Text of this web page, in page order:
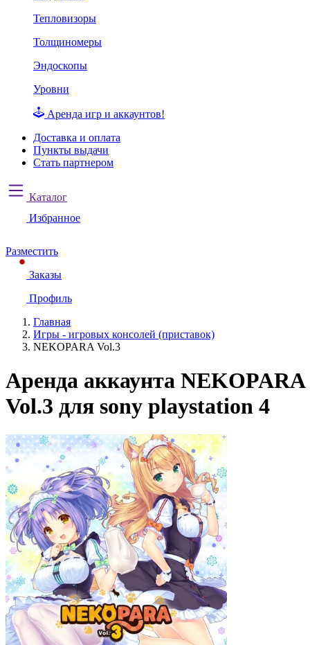
Тепловизоры
Толщиномеры
Эндоскопы
Уровни
Аренда игр и аккаунтов!
Доставка и оплата
Пункты выдачи
Стать партнером
Каталог
Избранное
Разместить
Заказы
Профиль
Главная
Игры - игровых консолей (приставок)
NEKOPARA Vol.3
Аренда аккаунта NEKOPARA
Vol.3 для sony playstation 4